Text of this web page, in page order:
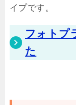
イプです。
フォトプ
た